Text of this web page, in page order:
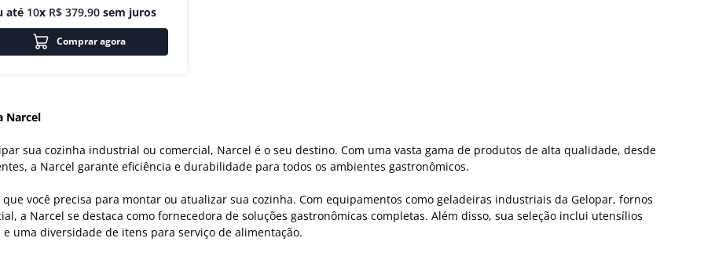
até 10x R$ 379,90 sem juros
Comprar agora
Narcel
sua cozinha industrial ou comercial, Narcel é o seu destino. Com uma vasta gama de produtos de alta qualidade, desde
a Narcel garante eficiência e durabilidade para todos os ambientes gastronômicos.
você precisa para montar ou atualizar sua cozinha. Com equipamentos como geladeiras industriais da Gelopar, fornos
a Narcel se destaca como fornecedora de soluções gastronômicas completas. Além disso, sua seleção inclui utensílios
uma diversidade de itens para serviço de alimentação.